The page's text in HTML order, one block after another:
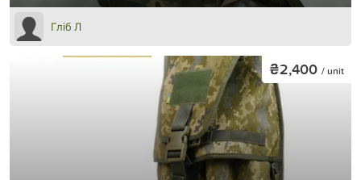
Гліб Л
₴2,400 / unit